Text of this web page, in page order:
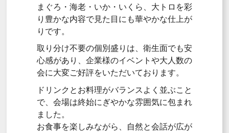
まぐろ・海老・いか・いくら、大トロを彩
り豊かな内容で見た目にも華やかな仕上が
りです。
取り分け不要の個別盛りは、衛生面でも安
心感があり、企業様のイベントや大人数の
会に大変ご好評をいただいております。
ドリンクとお料理がバランスよく並ぶこと
で、会場は終始にぎやかな雰囲気に包まれ
ました。
お食事を楽しみながら、自然と会話が広が